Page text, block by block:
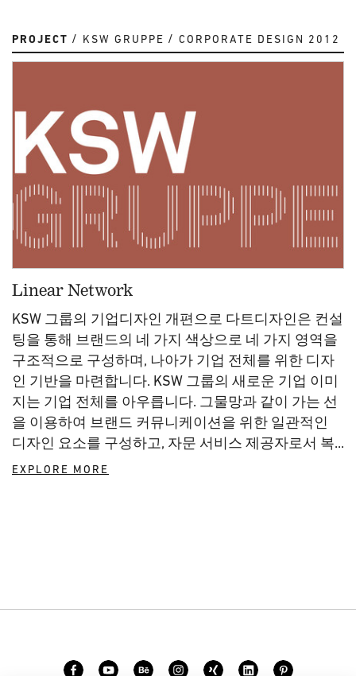
PROJECT KSW GRUPPE CORPORATE DESIGN 2012
Linear Network
KSW 그룹의 기업디자인 개편으로 다트디자인은 컨설
팅을 통해 브랜드의 네 가지 색상으로 네 가지 영역을
구조적으로 구성하며, 나아가 기업 전체를 위한 디자
인 기반을 마련합니다. KSW 그룹의 새로운 기업 이미
지는 기업 전체를 아우릅니다. 그물망과 같이 가는 선
을 이용하여 브랜드 커뮤니케이션을 위한 일관적인
디자인 요소를 구성하고, 자문 서비스 제공자로서 복...
EXPLORE MORE